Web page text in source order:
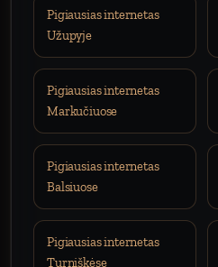
Pigiausias internetas
Užupyje
Pigiausias internetas
Markučiuose
Pigiausias internetas
Balsiuose
Pigiausias internetas
Turniškėse